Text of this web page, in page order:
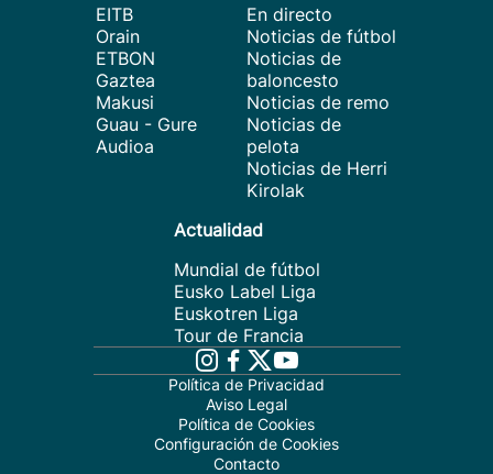
EITB
Orain
ETBON
Gaztea
Makusi
Guau - Gure
Audioa
En directo
Noticias de fútbol
Noticias de
baloncesto
Noticias de remo
Noticias de
pelota
Noticias de Herri
Kirolak
Actualidad
Mundial de fútbol
Eusko Label Liga
Euskotren Liga
Tour de Francia
Política de Privacidad
Aviso Legal
Política de Cookies
Configuración de Cookies
Contacto